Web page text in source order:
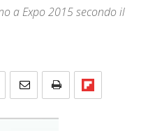
a Expo 2015 secondo il